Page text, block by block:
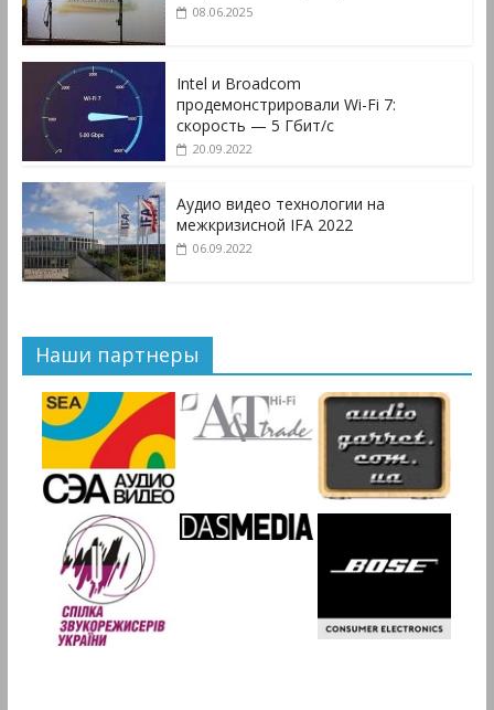
08.06.2025
Intel и Broadcom
продемонстрировали Wi-Fi 7:
скорость — 5 Гбит/с
20.09.2022
Аудио видео технологии на
межкризисной IFA 2022
06.09.2022
Наши партнеры